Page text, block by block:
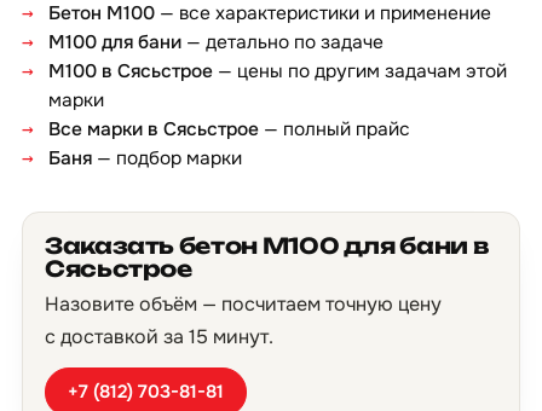
Бетон М100 — все характеристики и применение
М100 для бани — детально по задаче
М100 в Сясьстрое — цены по другим задачам этой
марки
Все марки в Сясьстрое — полный прайс
Баня — подбор марки
Заказать бетон М100 для бани в
Сясьстрое
Назовите объём — посчитаем точную цену
с доставкой за 15 минут.
+7 (812) 703-81-81